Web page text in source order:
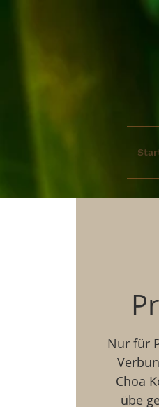
Nur für
Choa
übe